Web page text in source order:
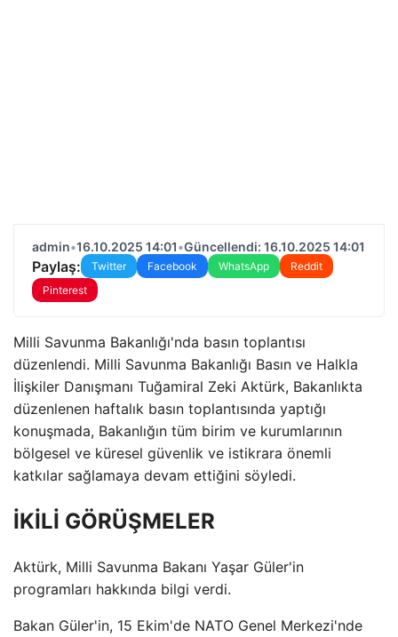
admin•16.10.2025 14:01•Güncellendi: 16.10.2025 14:01
Paylaş: Twitter Facebook WhatsApp
Reddit
Pinterest
Milli Savunma Bakanlığı'nda basın toplantısı
düzenlendi. Milli Savunma Bakanlığı Basın ve Halkla
İlişkiler Danışmanı Tuğamiral Zeki Aktürk, Bakanlıkta
düzenlenen haftalık basın toplantısında yaptığı
konuşmada, Bakanlığın tüm birim ve kurumlarının
bölgesel ve küresel güvenlik ve istikrara önemli
katkılar sağlamaya devam ettiğini söyledi.
İKİLİ GÖRÜŞMELER
Aktürk, Milli Savunma Bakanı Yaşar Güler'in
programları hakkında bilgi verdi.
Bakan Güler'in, 15 Ekim'de NATO Genel Merkezi'nde